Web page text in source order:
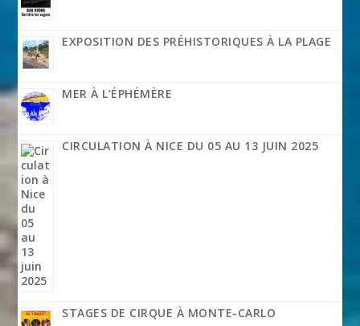
EXPOSITION DES PRÉHISTORIQUES À LA PLAGE
MER À L’ÉPHÉMÈRE
CIRCULATION À NICE DU 05 AU 13 JUIN 2025
STAGES DE CIRQUE À MONTE-CARLO